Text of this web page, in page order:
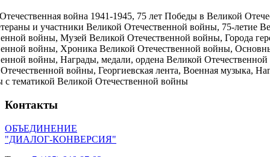
война 1941-1945, 75 лет Победы в Великой
и участники Великой Отечественной войны, 75-летие
войны, Музей Великой Отечественной войны, Города
войны, Хроника Великой Отечественной войны,
войны, Награды, медали, ордена Великой
войны, Георгиевская лента, Военная музыка,
с тематикой Великой Отечественной войны
Контакты
ОБЪЕДИНЕНИЕ
"ДИАЛОГ-КОНВЕРСИЯ"